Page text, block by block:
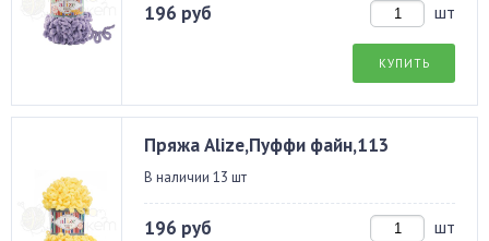
196 руб шт
КУПИТЬ
Пряжа Alize,Пуффи файн,113
В наличии 13 шт
196 руб шт